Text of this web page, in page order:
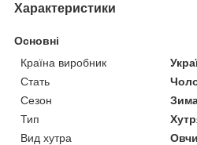
Характеристики
Основні
Країна виробник
Стать
Сезон
Тип
Вид хутра